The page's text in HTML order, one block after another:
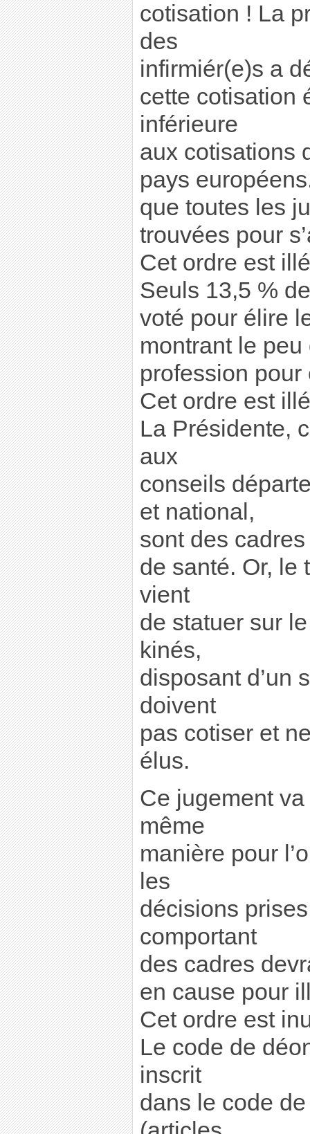
cotisation ! La
des
infirmiér(e)s a
cette cotisation
inférieure
aux cotisations
pays
que toutes les
trouvées pour
Cet ordre est
Seuls 13,5 %
voté pour élire
montrant le peu
profession
Cet ordre est
La Présidente,
aux
conseils
et national,
sont des
de santé. Or, le
vient
de statuer sur
kinés,
disposant d’un
doivent
pas cotiser et
élus.
Ce jugement va
même
manière pour
les
décisions
comportant
des cadres
en cause pour
Cet ordre est
Le code de
inscrit
dans le code